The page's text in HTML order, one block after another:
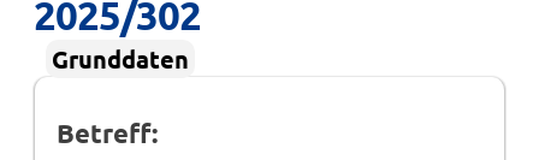
2025/302
Grunddaten
Betreff: